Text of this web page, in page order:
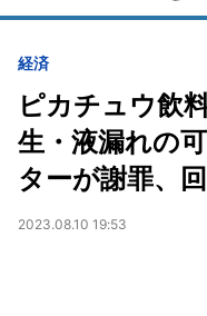
経済
ピカチュウ飲
生・液漏れの
ターが謝罪、
2023.08.10 19:53